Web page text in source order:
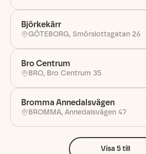
Björkekärr
GÖTEBORG, Smörslottsgatan 26
Bro Centrum
BRO, Bro Centrum 35
Bromma Annedalsvägen
BROMMA, Annedalsvägen 47
Visa 5till